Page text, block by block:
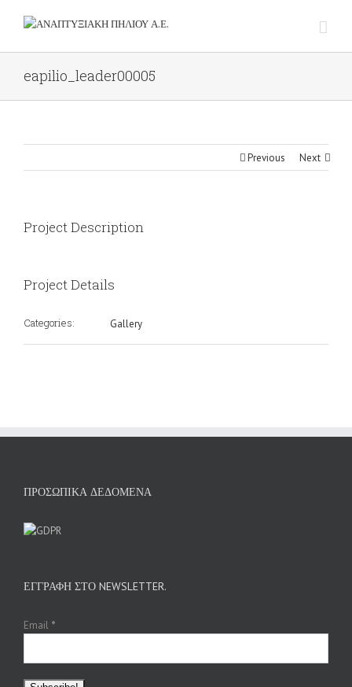
eapilio_leader00005
Previous Next
Project Description
Project Details
Categories: Gallery
ΠΡΟΣΩΠΙΚΆ ΔΕΔΟΜΈΝΑ
ΕΓΓΡΑΦΉ ΣΤΟ NEWSLETTER.
Email *